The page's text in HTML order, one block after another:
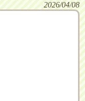
2026/04/08